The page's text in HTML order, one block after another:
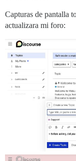
Capturas de pantalla
actualizara mi foro: